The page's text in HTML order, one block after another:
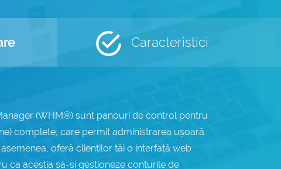
Caracteristici
(WHM®) sunt panouri de control pentru
complete, care permit administrarea ușoară
oferă clienților tăi o interfață web
ca aceștia să-și gestioneze conturile de